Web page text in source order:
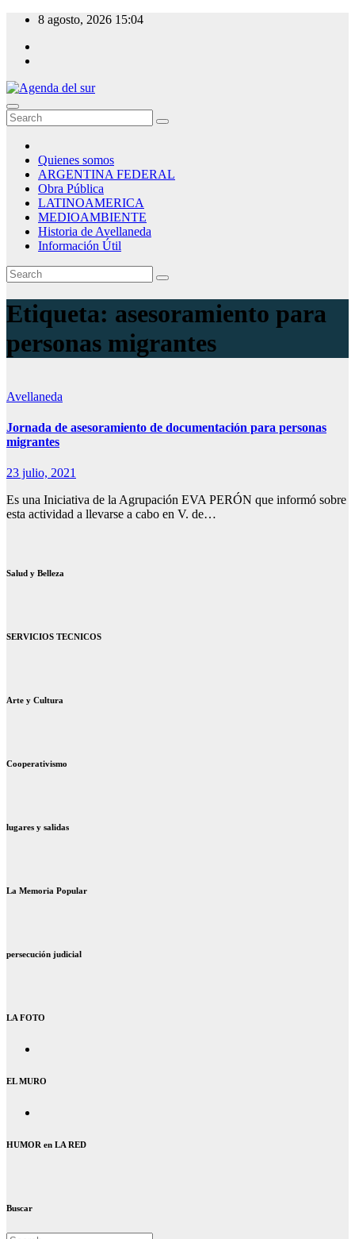
Skip
content
8 agosto, 2026 15:04
Agenda del sur
Quienes somos
ARGENTINA FEDERAL
Obra Pública
LATINOAMERICA
MEDIOAMBIENTE
Historia de Avellaneda
Información Útil
Etiqueta: asesoramiento para
personas migrantes
Avellaneda
Jornada de asesoramiento de documentación para personas
migrantes
23 julio, 2021
Es una Iniciativa de la Agrupación EVA PERÓN que informó sobre
esta actividad a llevarse a cabo en V. de…
Salud y Belleza
SERVICIOS TECNICOS
Arte y Cultura
Cooperativismo
lugares y salidas
La Memoria Popular
persecución judicial
LA FOTO
EL MURO
HUMOR en LA RED
Buscar